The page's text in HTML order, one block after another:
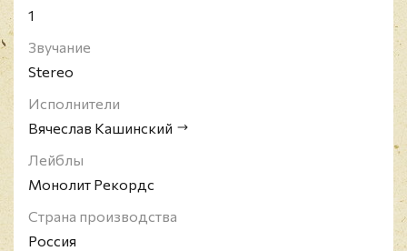
1
Звучание
Stereo
Исполнители
Вячеслав Кашинский
Лейблы
Монолит Рекордс
Страна производства
Россия